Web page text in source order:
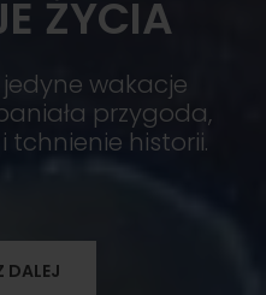
ŻYCIA
wakacje
przygoda,
tchnienie historii.
DALEJ